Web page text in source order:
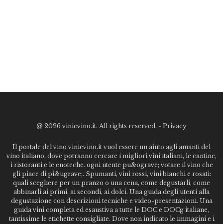
@ 2026 vinievino.it. All rights reserved. - Privacy
Il portale del vino vinievino.it vuol essere un aiuto agli amanti del
vino italiano, dove potranno cercare i migliori vini italiani, le cantine,
i ristoranti e le enoteche. ogni utente pu&ograve; votare il vino che
gli piace di pi&ugrave;. Spumanti, vini rossi, vini bianchi e rosati:
quali scegliere per un pranzo o una cena, come degustarli, come
abbinarli ai primi, ai secondi, ai dolci. Una guida degli utenti alla
degustazione con descrizioni tecniche e video-presentazioni. Una
guida vini completa ed esaustiva a tutte le DOC e DOCg italiane,
tantissime le etichette consigliate. Dove non indicato le immagini e i